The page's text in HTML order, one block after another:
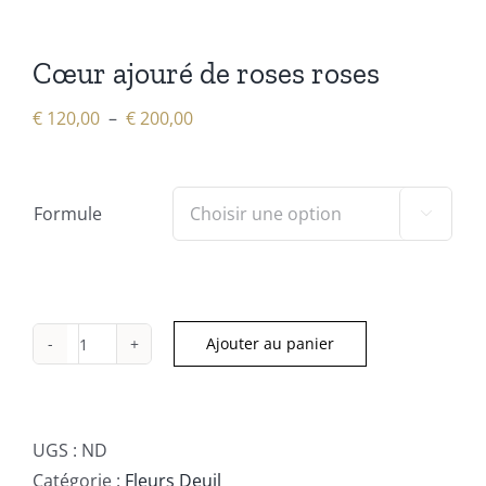
Cœur ajouré de roses roses
€ 120,00 – €200,00Plage
€ 120,00
à
Formule 
quantité
ajouré
de
Ajouter au panier
UGS : ND
Catégorie : Fleurs Deuil